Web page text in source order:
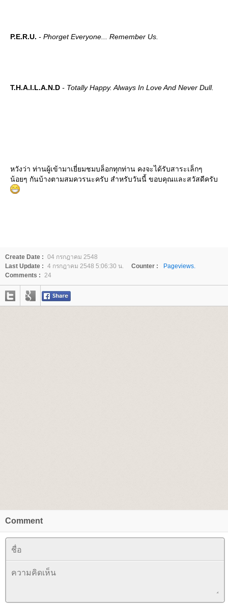
P.E.R.U. - Phorget Everyone... Remember Us.
T.H.A.I.L.A.N.D - Totally Happy. Always In Love And Never Dull.
หวังว่า ท่านผู้เข้ามาเยี่ยมชมบล็อกทุกท่าน คงจะได้รับสาระเล็กๆ
น้อยๆ กันบ้างตามสมควรนะครับ สำหรับวันนี้ ขอบคุณและสวัสดีครับ
Create Date : 04 กรกฎาคม 2548
Last Update : 4 กรกฎาคม 2548 5:06:30 น. Counter :
Pageviews.
Comments : 24
Comment